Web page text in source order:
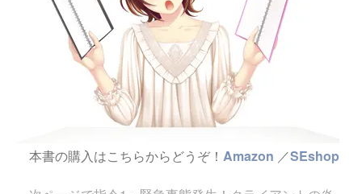
本書の購入はこちらからどうぞ！ Amazon ／SEshop